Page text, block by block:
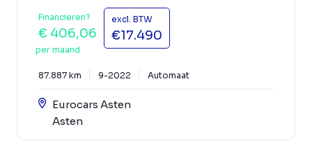
Financieren?
€ 406,06
per maand
excl. BTW
€17.490
87.887 km 9-2022 Automaat
Eurocars Asten
Asten